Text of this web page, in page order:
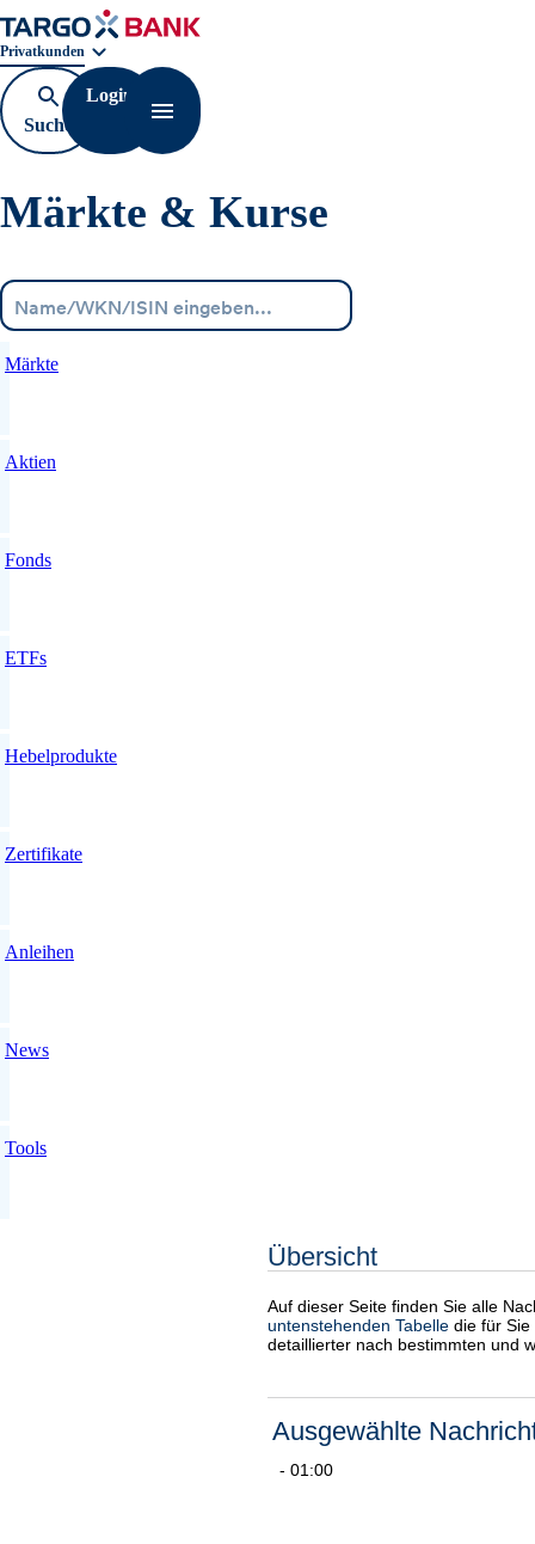
Geschäftsbereichnavigation. Aktuelle Auswahl:
Privatkunden
Suche
öffnen
Login
Navigation öffnen
Märkte & Kurse
Märkte
Aktien
Fonds
ETFs
Hebelprodukte
Zertifikate
Anleihen
News
Tools
Übersicht
Auf dieser Seite finden Sie alle
untenstehenden Tabelle die für
detaillierter nach bestimmten und
Ausgewählte
- 01:00